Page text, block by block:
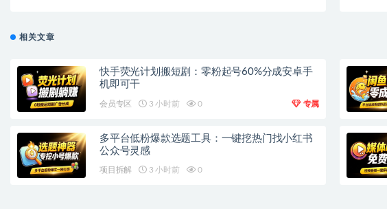
相关文章
快手荧光计划搬短剧：零粉起号60%分成安卓手
机即可干
会员专区 3 小时前 0 专属
多平台低粉爆款选题工具：一键挖热门找小红书
公众号灵感
项目拆解 3 小时前 0